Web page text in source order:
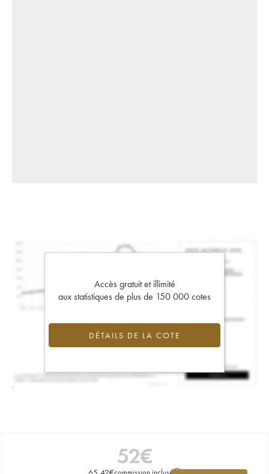
Accès gratuit et illimité
aux statistiques de plus de 150 000 cotes
DÉTAILS DE LA COTE
52€